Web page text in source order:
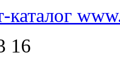
каталог
16